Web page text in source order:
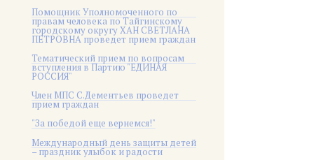
Помощник Уполномоченного по
правам человека по Тайгинскому
городскому округу ХАН СВЕТЛАНА
ПЕТРОВНА проведет прием граждан
Тематический прием по вопросам
вступления в Партию "ЕДИНАЯ
РОССИЯ"
Член МПС С.Дементьев проведет
прием граждан
"За победой еще вернемся!"
Международный день защиты детей
– праздник улыбок и радости